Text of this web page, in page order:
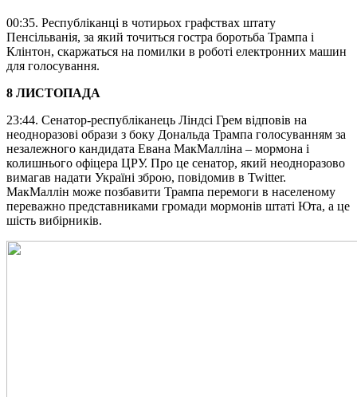
00:35. Республіканці в чотирьох графствах штату
Пенсільванія, за який точиться гостра боротьба Трампа і
Клінтон, скаржаться на помилки в роботі електронних машин
для голосування.
8 ЛИСТОПАДА
23:44. Сенатор-республіканець Ліндсі Грем відповів на
неодноразові образи з боку Дональда Трампа голосуванням за
незалежного кандидата Евана МакМалліна – мормона і
колишнього офіцера ЦРУ. Про це сенатор, який неодноразово
вимагав надати Україні зброю, повідомив в Twitter.
МакМаллін може позбавити Трампа перемоги в населеному
переважно представниками громади мормонів штаті Юта, а це
шість вибірників.